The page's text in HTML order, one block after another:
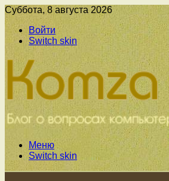
Суббота, 8 августа 2026
Войти
Switch skin
Меню
Switch skin